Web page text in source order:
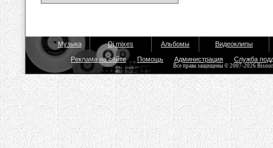
Музыка Dj mixes Альбомы Видеоклипы
Реклама на сайте Помощь Администрация Служба
Все права защищены © 2007-2026